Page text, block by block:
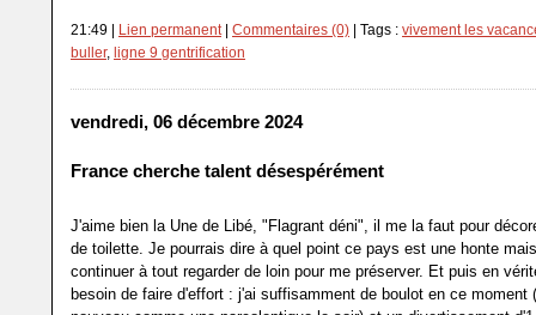
21:49 | Lien permanent| Commentaires (0) | Tags : vivement les
buller, ligne 9 gentrification
vendredi, 06 décembre 2024
France cherche talent désespérément
J'aime bien la Une de Libé, "Flagrant déni", il me la faut pour
de toilette. Je pourrais dire à quel point ce pays est une honte
continuer à tout regarder de loin pour me préserver. Et puis en
besoin de faire d'effort : j'ai suffisamment de boulot en ce moment